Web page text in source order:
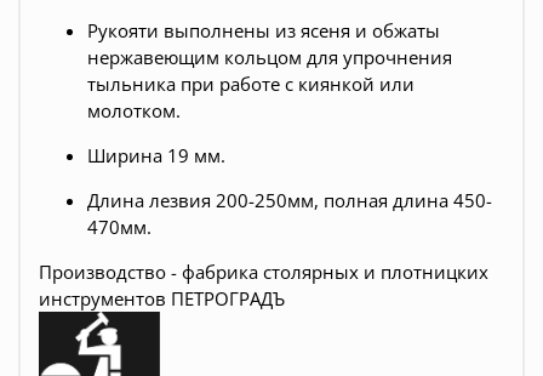
Рукояти выполнены из ясеня и обжаты
нержавеющим кольцом для упрочнения
тыльника при работе с киянкой или
молотком.
Ширина 19 мм.
Длина лезвия 200-250мм, полная длина 450-
470мм.
Производство - фабрика столярных и плотницких
инструментов ПЕТРОГРАДЪ